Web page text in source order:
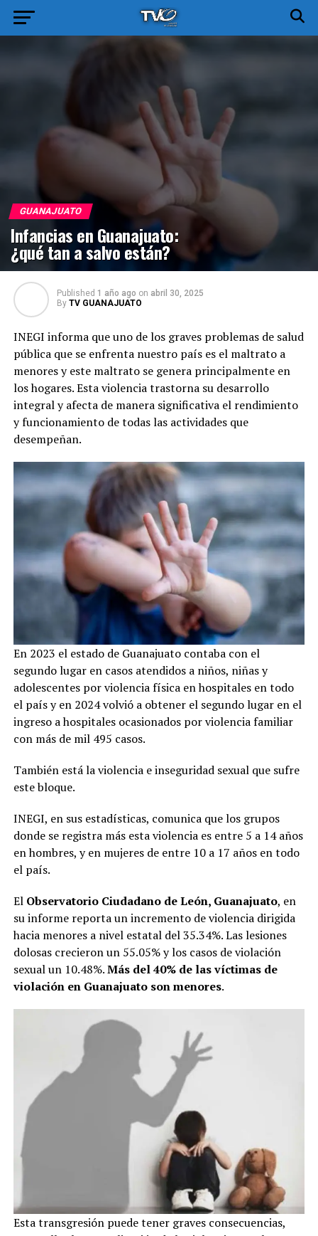
GUANAJUATO
Infancias en Guanajuato:
¿qué tan a salvo están?
Published 1 año ago on abril 30, 2025
By TV GUANAJUATO
INEGI informa que uno de los graves problemas de salud
pública que se enfrenta nuestro país es el maltrato a
menores y este maltrato se genera principalmente en
los hogares. Esta violencia trastorna su desarrollo
integral y afecta de manera significativa el rendimiento
y funcionamiento de todas las actividades que
desempeñan.
En 2023 el estado de Guanajuato contaba con el
segundo lugar en casos atendidos a niños, niñas y
adolescentes por violencia física en hospitales en todo
el país y en 2024 volvió a obtener el segundo lugar en el
ingreso a hospitales ocasionados por violencia familiar
con más de mil 495 casos.
También está la violencia e inseguridad sexual que sufre
este bloque.
INEGI, en sus estadísticas, comunica que los grupos
donde se registra más esta violencia es entre 5 a 14 años
en hombres, y en mujeres de entre 10 a 17 años en todo
el país.
El Observatorio Ciudadano de León, Guanajuato, en
su informe reporta un incremento de violencia dirigida
hacia menores a nivel estatal del 35.34%. Las lesiones
dolosas crecieron un 55.05% y los casos de violación
sexual un 10.48%.Más del 40% de las víctimas de
violación en Guanajuato son menores.
Esta transgresión puede tener graves consecuencias,